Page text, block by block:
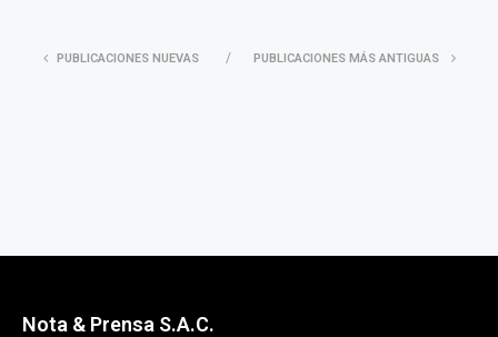
PUBLICACIONES NUEVAS PUBLICACIONES MÁS ANTIGUAS
Nota & Prensa S.A.C.